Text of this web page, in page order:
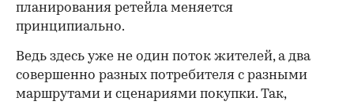
планирования ретейла меняется
принципиально.
Ведь здесь уже не один поток жителей, а два
совершенно разных потребителя с разными
маршрутами и сценариями покупки. Так,